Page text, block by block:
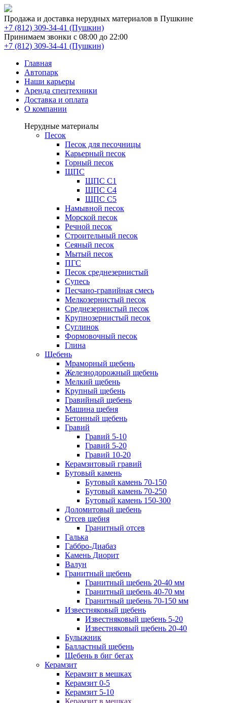
Продажа и доставка нерудных материалов в Пушкине
(Пушкин)
Принимаем звонки с 08:00 до 22:00
(Пушкин)
Главная
Автопарк
Наши карьеры
Аренда спецтехники
Доставка и оплата
О компании
Нерудные материалы
Песок
Песок для песочницы
Карьерный песок
Горный песок
ЩПС
ЩПС С1
ЩПС С4
ЩПС С5
Намывной песок
Морской песок
Речной песок
Строительный песок
Сеяный песок
Мытый песок
ПГС
Песок среднезернистый
Супесь
Песчано-гравийная смесь
Мелкозернистый песок
Среднезернистый песок
Крупнозернистый песок
Суглинок
Формовочный песок
Глина
Щебень
Мраморный щебень
Железнодорожный щебень
Мелкий щебень
Крупный щебень
Гравийный щебень
Машина щебня
Бетонный щебень
Гравий
Гравий 5-10
Гравий 5-20
Гравий 10-20
Керамзитовый гравий
Бутовый камень
Бутовый камень 70-150
Бутовый камень 70-250
Бутовый камень 150-300
Доломитовый щебень
Отсев щебня
Гранитный отсев
Галька
Габбро-Диабаз
Камень Диорит
Валун
Гранитный щебень
Гранитный щебень 20-40 мм
Гранитный щебень 40-70 мм
Гранитный щебень 70-150 мм
Известняковый щебень
Известняковый щебень 5-20
Известняковый щебень 20-40
Булыжник
Балластный щебень
Щебень в биг бегах
Керамзит
Керамзит в мешках
Керамзит 0-5
Керамзит 5-10
Керамзит в мешках